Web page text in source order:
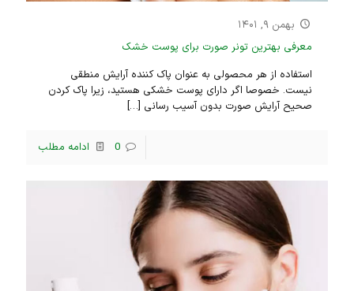
بهمن ۹, ۱۴۰۱
معرفی بهترین تونر صورت برای پوست خشک
استفاده از هر محصولی به عنوان پاک کننده آرایش منطقی
نیست. خصوصا اگر دارای پوست خشکی هستید، زیرا پاک کردن
صحیح آرایش صورت بدون آسیب رسانی […]
0 ادامه مطلب